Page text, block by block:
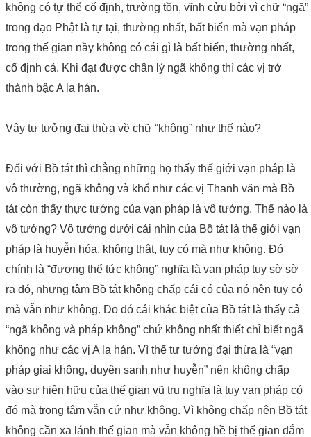
không có tự thể cố định, trường tồn, vĩnh cửu bởi vì chữ “ngã”
trong đạo Phật là tự tại, thường nhất, bất biến mà vạn pháp
trong thế gian nầy không có cái gì là bất biến, thường nhất,
cố định cả. Khi đạt được chân lý ngã không thì các vị trở
thành bậc A la hán.
Vậy tư tưởng đại thừa về chữ “không” như thế nào?
Đối với Bồ tát thì chẳng những họ thấy thế giới vạn pháp là
vô thường, ngã không và khổ như các vị Thanh văn mà Bồ
tát còn thấy thực tướng của vạn pháp là vô tướng. Thế nào là
vô tướng? Vô tướng dưới cái nhìn của Bồ tát là thế giới vạn
pháp là huyễn hóa, không thật, tuy có mà như không. Đó
chính là “đương thể tức không” nghĩa là vạn pháp tuy sờ sờ
ra đó, nhưng tâm Bồ tát không chấp cái có của nó nên tuy có
mà vẫn như không. Do đó cái khác biệt của Bồ tát là thấy cả
“ngã không và pháp không” chứ không nhất thiết chỉ biết ngã
không như các vị A la hán. Vì thế tư tưởng đại thừa là “vạn
pháp giai không, duyên sanh như huyễn” nên không chấp
vào sự hiện hữu của thế gian vũ trụ nghĩa là tuy vạn pháp có
đó mà trong tâm vẫn cứ như không. Vì không chấp nên Bồ tát
không cần xa lánh thế gian mà vẫn không hề bị thế gian đắm